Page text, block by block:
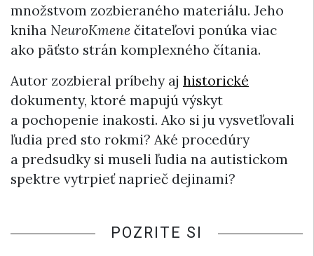
množstvom zozbieraného materiálu. Jeho
kniha NeuroKmene čitateľovi ponúka viac
ako päťsto strán komplexného čítania.
Autor zozbieral príbehy aj historické
dokumenty, ktoré mapujú výskyt
a pochopenie inakosti. Ako si ju vysvetľovali
ľudia pred sto rokmi? Aké procedúry
a predsudky si museli ľudia na autistickom
spektre vytrpieť naprieč dejinami?
POZRITE SI